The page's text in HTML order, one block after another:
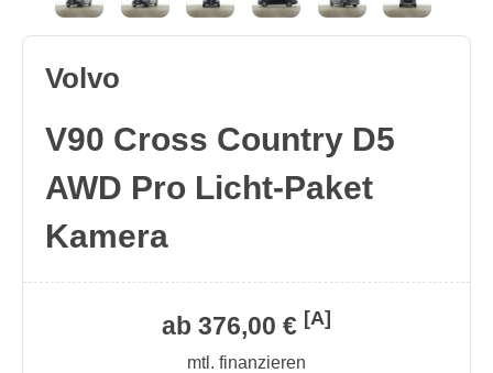
Volvo
V90 Cross Country D5
AWD Pro Licht-Paket
Kamera
ab 376,00 € [A]
mtl. finanzieren